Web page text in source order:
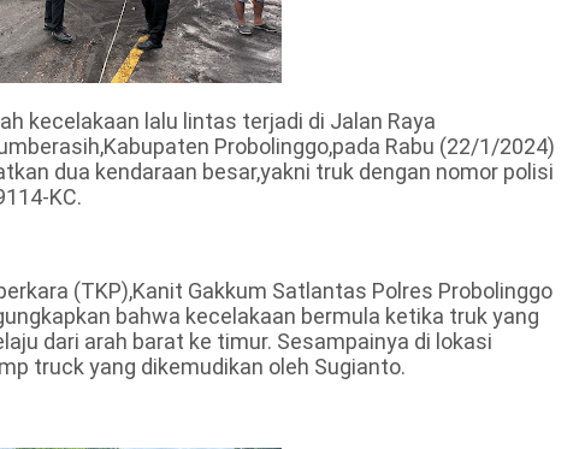
kecelakaan lalu lintas terjadi di Jalan Raya
Probolinggo,pada Rabu (22/1/2024)
dua kendaraan besar,yakni truk dengan nomor polisi
KC.
(TKP),Kanit Gakkum Satlantas Polres Probolinggo
bahwa kecelakaan bermula ketika truk yang
dari arah barat ke timur. Sesampainya di lokasi
truck yang dikemudikan oleh Sugianto.